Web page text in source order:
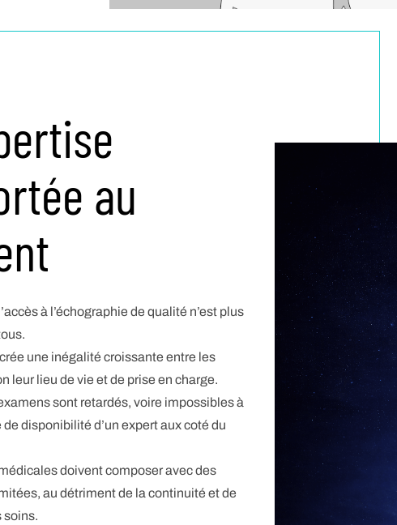
au
à l’échographie de qualité n’est plus
une inégalité croissante entre les
leur lieu de vie et de prise en charge.
sont retardés, voire impossibles à
de disponibilité d’un expert aux coté du
doivent composer avec des
au détriment de la continuité et de
soins.